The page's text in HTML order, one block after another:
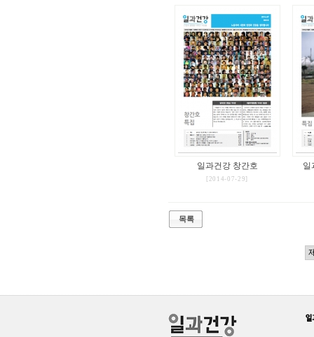
일과건강 창간호
[2014-07-29]
일
목록